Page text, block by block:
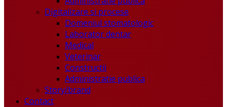
Digitalizare si procese
Domeniul stomatologic
Laborator dentar
Medical
Veterinar
Constructii
Administratie publica
Story/brand
Contact